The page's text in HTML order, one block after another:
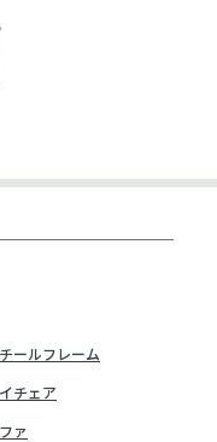
ールフレーム
チェア
ァ